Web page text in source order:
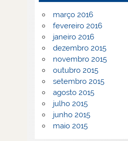
março 2016
fevereiro 2016
janeiro 2016
dezembro 2015
novembro 2015
outubro 2015
setembro 2015
agosto 2015
julho 2015
junho 2015
maio 2015